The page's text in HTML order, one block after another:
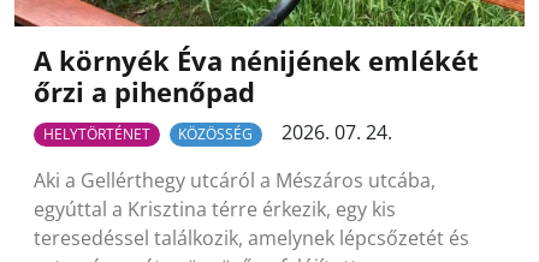
A környék Éva nénijének emlékét
őrzi a pihenőpad
HELYTÖRTÉNET KÖZÖSSÉG
2026. 07. 24.
Aki a Gellérthegy utcáról a Mészáros utcába,
egyúttal a Krisztina térre érkezik, egy kis
teresedéssel találkozik, amelynek lépcsőzetét és